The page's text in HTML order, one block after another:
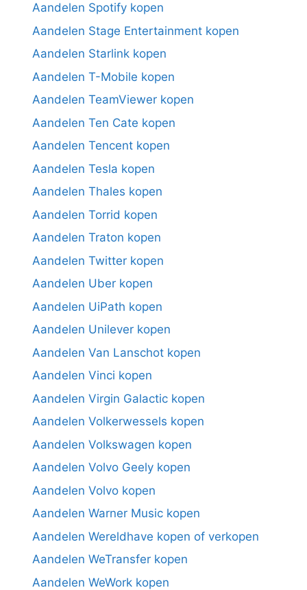
Aandelen Spotify kopen
Aandelen Stage Entertainment kopen
Aandelen Starlink kopen
Aandelen T-Mobile kopen
Aandelen TeamViewer kopen
Aandelen Ten Cate kopen
Aandelen Tencent kopen
Aandelen Tesla kopen
Aandelen Thales kopen
Aandelen Torrid kopen
Aandelen Traton kopen
Aandelen Twitter kopen
Aandelen Uber kopen
Aandelen UiPath kopen
Aandelen Unilever kopen
Aandelen Van Lanschot kopen
Aandelen Vinci kopen
Aandelen Virgin Galactic kopen
Aandelen Volkerwessels kopen
Aandelen Volkswagen kopen
Aandelen Volvo Geely kopen
Aandelen Volvo kopen
Aandelen Warner Music kopen
Aandelen Wereldhave kopen of verkopen
Aandelen WeTransfer kopen
Aandelen WeWork kopen